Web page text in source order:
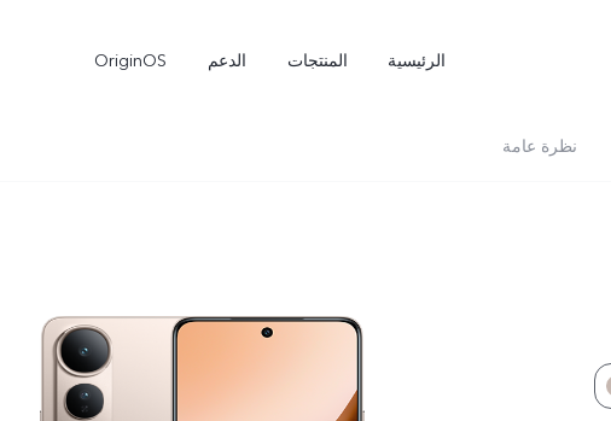
الرئيسية المنتجات الدعم OriginOS
نظرة عامة